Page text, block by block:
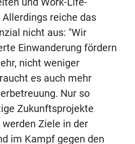
Allerdings reiche das
nicht aus: "Wir
Einwanderung fördern
nicht weniger
es auch mehr
Nur so
Zukunftsprojekte
Ziele in der
im Kampf gegen den